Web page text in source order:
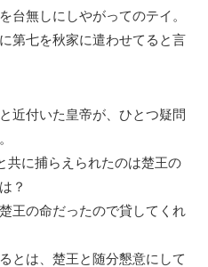
台無しにしやがってのテイ。
第七を秋家に遣わせてると言
近付いた皇帝が、ひとつ疑問
共に捕らえられたのは楚王の
？
王の命だったので貸してくれ
とは、楚王と随分懇意にして